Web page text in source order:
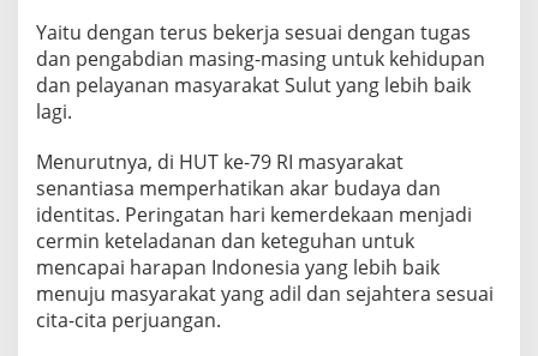
Yaitu dengan terus bekerja sesuai dengan tugas
dan pengabdian masing-masing untuk kehidupan
dan pelayanan masyarakat Sulut yang lebih baik
lagi.
Menurutnya, di HUT ke-79 RI masyarakat
senantiasa memperhatikan akar budaya dan
identitas. Peringatan hari kemerdekaan menjadi
cermin keteladanan dan keteguhan untuk
mencapai harapan Indonesia yang lebih baik
menuju masyarakat yang adil dan sejahtera sesuai
cita-cita perjuangan.